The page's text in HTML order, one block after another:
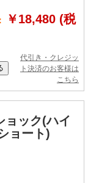
￥18,480 (税
代引き・クレジッ
ト決済のお客様は
こちら
ョック(ハイ
ョート)